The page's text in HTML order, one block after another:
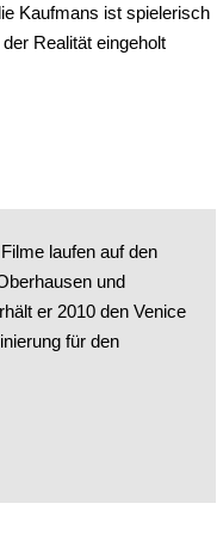
Kaufmans ist spielerisch
Realität eingeholt
laufen auf den
und
er 2010 den Venice
für den